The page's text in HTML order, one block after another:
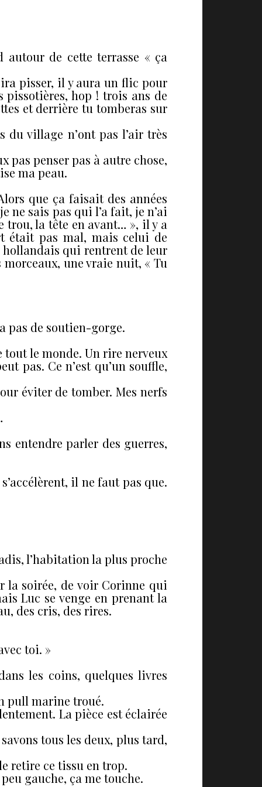
autour de cette terrasse « ça
pisser, il y aura un flic pour
hop ! trois ans de
et derrière tu tomberas sur
du village n’ont pas l’air très
pas penser pas à autre chose,
ma peau.
que ça faisait des années
ne sais pas qui l’a fait, je n’ai
trou, la tête en avant… », il y a
était pas mal, mais celui de
qui rentrent de leur
une vraie nuit, « Tu
pas de soutien-gorge.
le monde. Un rire nerveux
pas. Ce n’est qu’un souffle,
éviter de tomber. Mes nerfs
entendre parler des guerres,
il ne faut pas que.
l’habitation la plus proche
la soirée, de voir Corinne qui
Luc se venge en prenant la
des cris, des rires.
toi. »
les coins, quelques livres
pull marine troué.
La pièce est éclairée
tous les deux, plus tard,
retire ce tissu en trop.
gauche, ça me touche.